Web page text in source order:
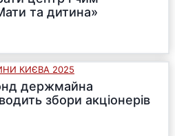
та дитина»
КИЄВА 2025
держмайна
збори акціонерів